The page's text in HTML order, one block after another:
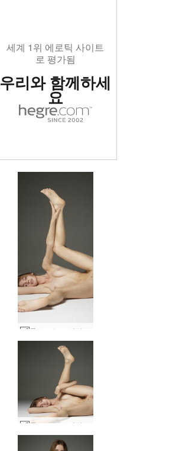
세계 1위 에로틱 사이트
로 평가됨
우리와 함께하세
요